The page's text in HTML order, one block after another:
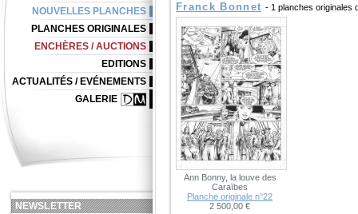
Franck Bonnet - 1 planches originales
Ann Bonny, la louve des
Caraïbes
Planche originale n°22
2 500,00 €
NOUVELLES PLANCHES
PLANCHES ORIGINALES
ENCHÈRES / AUCTIONS
EDITIONS
ACTUALITÉS / EVÉNEMENTS
GALERIE
NEWSLETTER